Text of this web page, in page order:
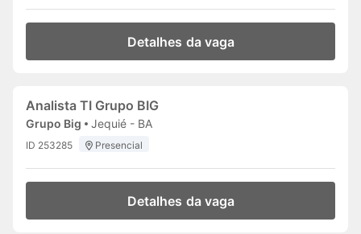
Detalhes da vaga
Analista TI Grupo BIG
Grupo Big Jequié - BA
ID 253285 Presencial
Detalhes da vaga